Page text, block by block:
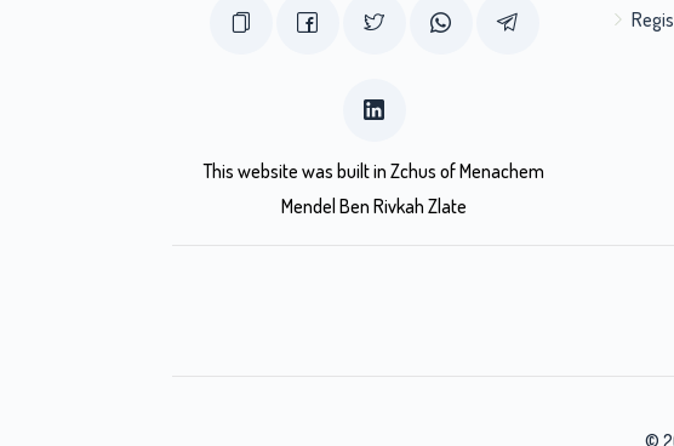
This website was built in Zchus of Menachem
Mendel Ben Rivkah Zlate
©